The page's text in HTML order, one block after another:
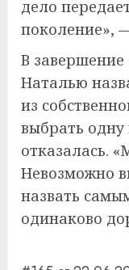
дело
поколение»,
В
Наталью
из
выбрать
отказалась.
Невозможно
назвать
одинаково